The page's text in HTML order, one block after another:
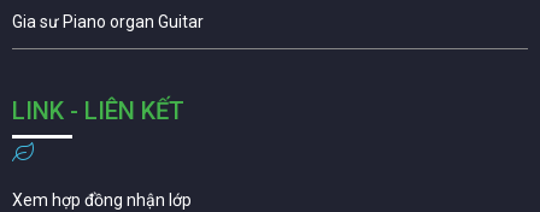
Gia sư Piano organ Guitar
LINK - LIÊN KẾT
Xem hợp đồng nhận lớp